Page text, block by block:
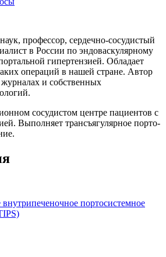
профессор, сердечно-сосудистый
в России по эндоваскулярному
гипертензией. Обладает
операций в нашей стране. Автор
и собственных
сосудистом центре пациентов с
Выполняет трансъягулярное порто-
внутрипеченочное портосистемное